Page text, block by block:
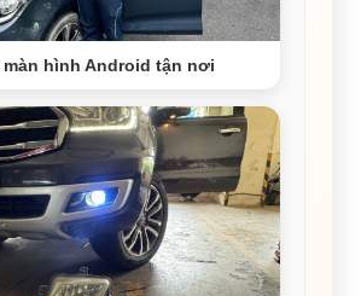
màn hình Android tận nơi